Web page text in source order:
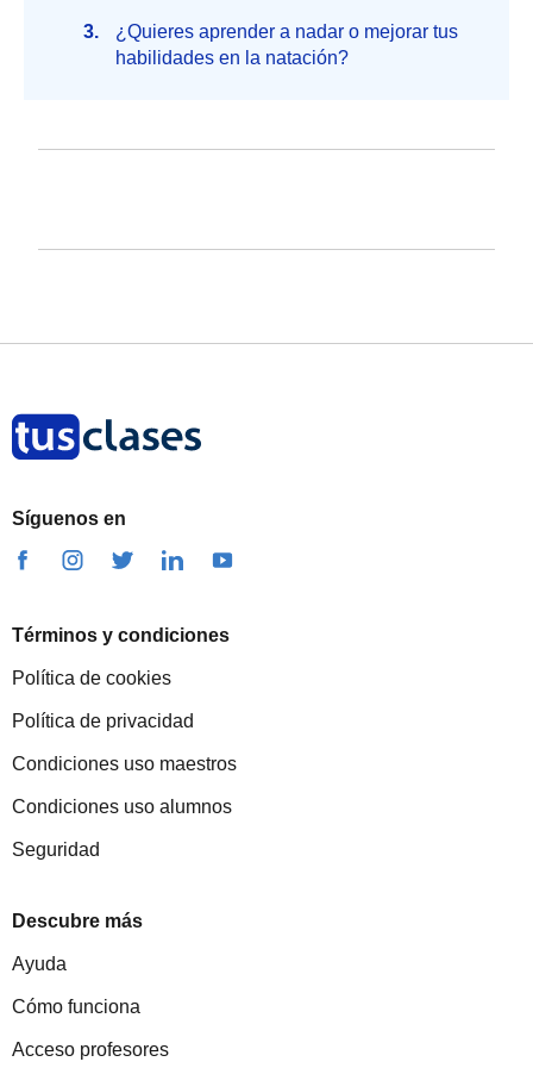
¿Quieres aprender a nadar o mejorar tus
habilidades en la natación?
Síguenos en
Términos y condiciones
Política de cookies
Política de privacidad
Condiciones uso maestros
Condiciones uso alumnos
Seguridad
Descubre más
Ayuda
Cómo funciona
Acceso profesores